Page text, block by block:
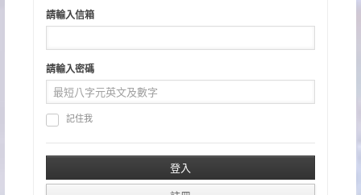
請輸入信箱
請輸入密碼
記住我